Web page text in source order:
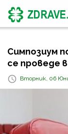
Симпозиум
се проведе
Вторник, 06